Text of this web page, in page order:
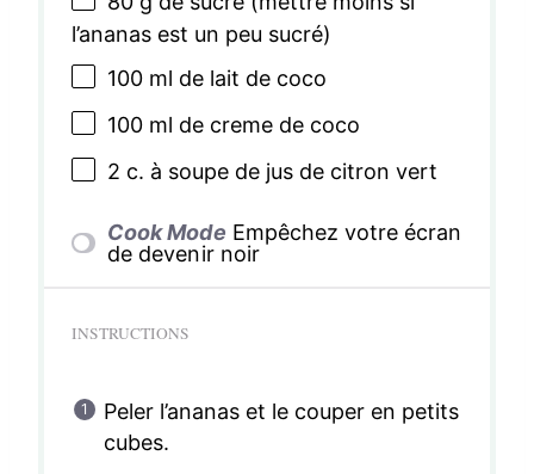
l’ananas est un peu sucré)
100ml de lait de coco
100ml de creme de coco
2 c. à soupe de jus de citron vert
Cook Mode Empêchez votre écran
de devenir noir
INSTRUCTIONS
Peler l’ananas et le couper en petits
cubes.